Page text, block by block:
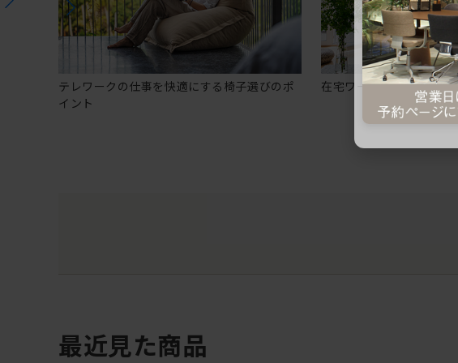
テレワークの仕事を快適にする椅子選びのポ
イント
在宅ワークにおすすめの
最近見た商品